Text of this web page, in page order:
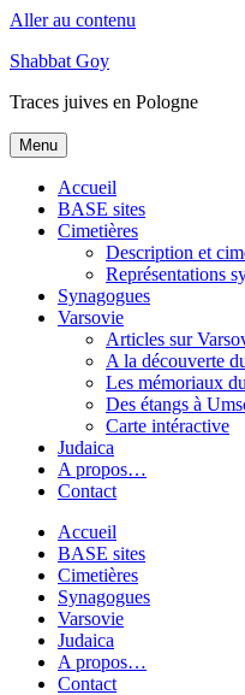
Aller au contenu
Shabbat Goy
Traces juives en Pologne
Menu
Accueil
BASE sites
Cimetières
Description et
Représentations
Synagogues
Varsovie
Articles sur
A la découverte
Les mémoriaux
Des étangs à
Carte intéractive
Judaica
A propos…
Contact
Accueil
BASE sites
Cimetières
Synagogues
Varsovie
Judaica
A propos…
Contact